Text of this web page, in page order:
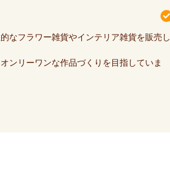
なフラワー雑貨やインテリア雑貨を販売し
ンリーワンな作品づくりを目指していま